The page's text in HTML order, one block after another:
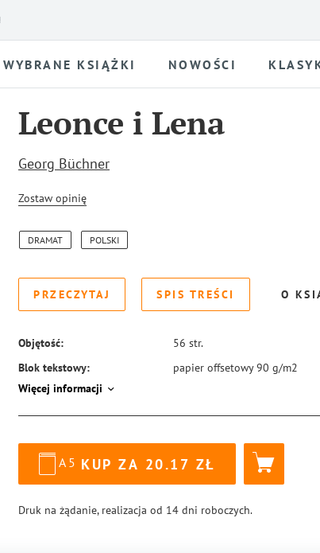
WYBRANE KSIĄŻKI NOWOŚCI
Leonce i Lena
Georg Büchner
Zostaw opinię
DRAMAT POLSKI
PRZECZYTAJ SPIS TREŚCI O
Objętość: 56 str.
Blok tekstowy:
papier offsetowy 90 g/m2
Format:
Okładka:
miękka
Rodzaj oprawy:
blok klejony
978-83-288-0115-8
Więcej informacji
A5 KUP ZA 20.17
Druk na żądanie, realizacja od 14 dni roboczych.